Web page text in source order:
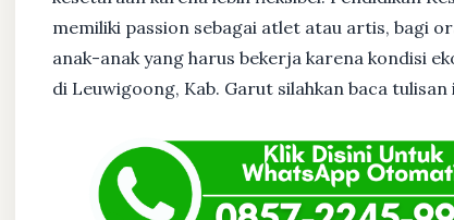
memiliki passion sebagai atlet atau artis, bagi
anak-anak yang harus bekerja karena kondisi
di Leuwigoong, Kab. Garut silahkan baca tulisan